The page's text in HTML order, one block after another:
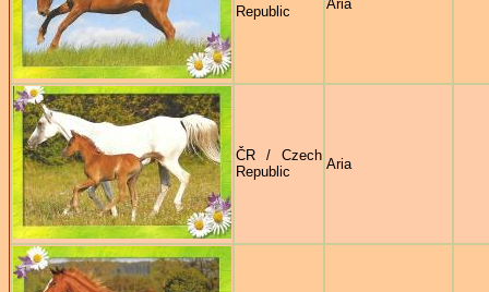
Republic
Aria
ČR / Czech
Republic
Aria